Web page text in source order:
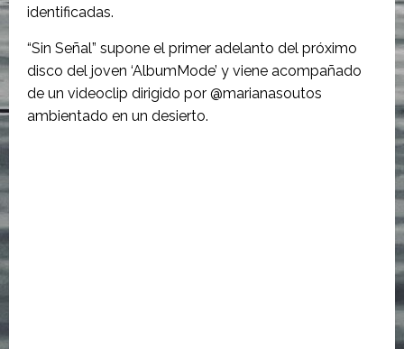
identificadas.
“Sin Señal” supone el primer adelanto del próximo
disco del joven ‘AlbumMode’ y viene acompañado
de un videoclip dirigido por @marianasoutos
ambientado en un desierto.